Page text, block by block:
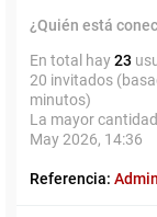
¿Quién está
En total hay23
20 invitados
minutos)
La mayor
May 2026, 14:36
Referencia: